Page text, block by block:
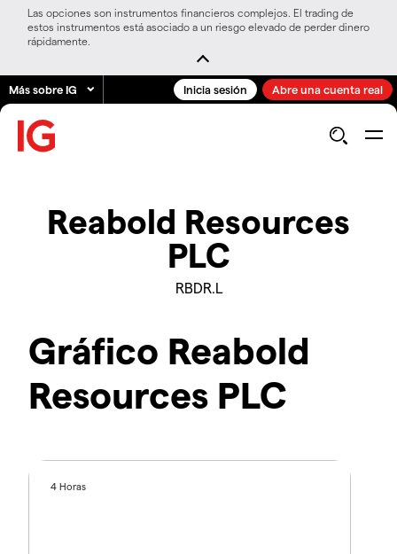
Las opciones son instrumentos financieros complejos. El trading de
estos instrumentos está asociado a un riesgo elevado de perder dinero
rápidamente.
Más sobre IG Inicia sesión Abre una cuenta real
Reabold Resources
PLC
RBDR.L
Gráfico Reabold
Resources PLC
4 Horas